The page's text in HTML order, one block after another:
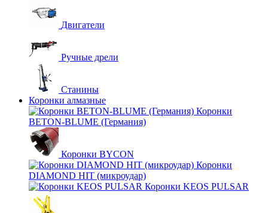
Двигатели
Ручные дрели
Станины
Коронки алмазные
Коронки
BETON-BLUME (Германия)
Коронки BYCON
Коронки
DIAMOND HIT (микроудар)
Коронки KEOS PULSAR